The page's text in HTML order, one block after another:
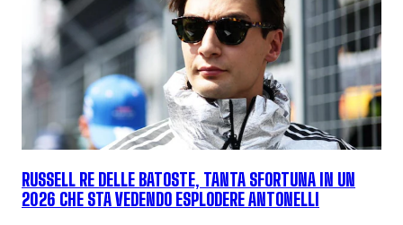
RUSSELL RE DELLE BATOSTE, TANTA SFORTUNA IN UN
2026 CHE STA VEDENDO ESPLODERE ANTONELLI